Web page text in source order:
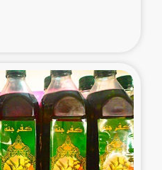
災住民への緊急支援
性グループの生計支援
善による栄養改善事業